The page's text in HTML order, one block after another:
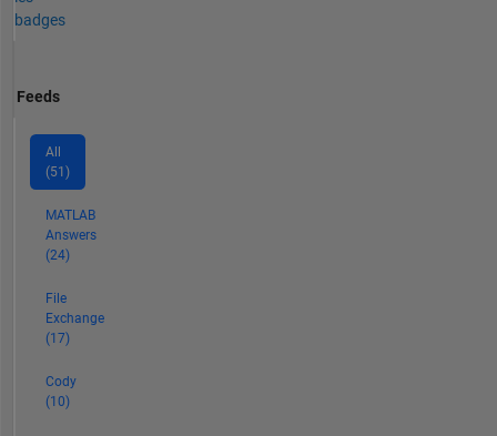
badges
Feeds
All
(51)
MATLAB
Answers
(24)
File
Exchange
(17)
Cody
(10)